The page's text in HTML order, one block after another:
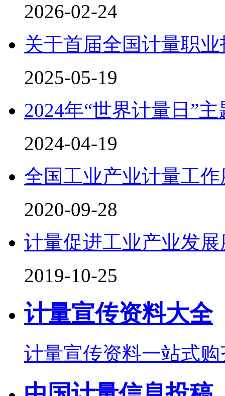
2026-02-24
关于首届全国计量职
2025-05-19
2024年“世界计量日”
2024-04-19
全国工业产业计量工
2020-09-28
计量促进工业产业发
2019-10-25
计量宣传资料大全
计量宣传资料一站式购